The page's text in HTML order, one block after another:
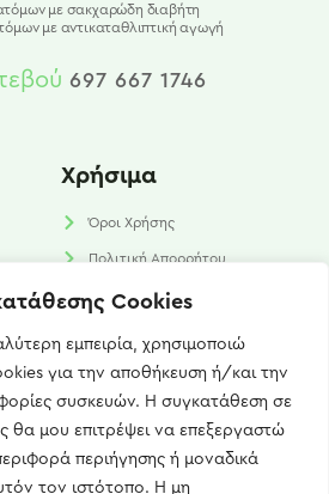
Cookies
εμπειρία, χρησιμοποιώ
για την αποθήκευση ή/και την
συσκευών. Η συγκατάθεση σε
θα μου επιτρέψει να επεξεργαστώ
περιήγησης ή μοναδικά
τον ιστότοπο. Η μη
με σακχαρώδη διαβήτη
με αντικαταθλιπτική αγωγή
697 667 1746
Χρήσιμα
Όροι Χρήσης
Πολιτική Απορρήτου
Πολιτική Cookies​